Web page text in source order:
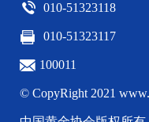
010-51323118
010-51323117
100011
© CopyRight 2021